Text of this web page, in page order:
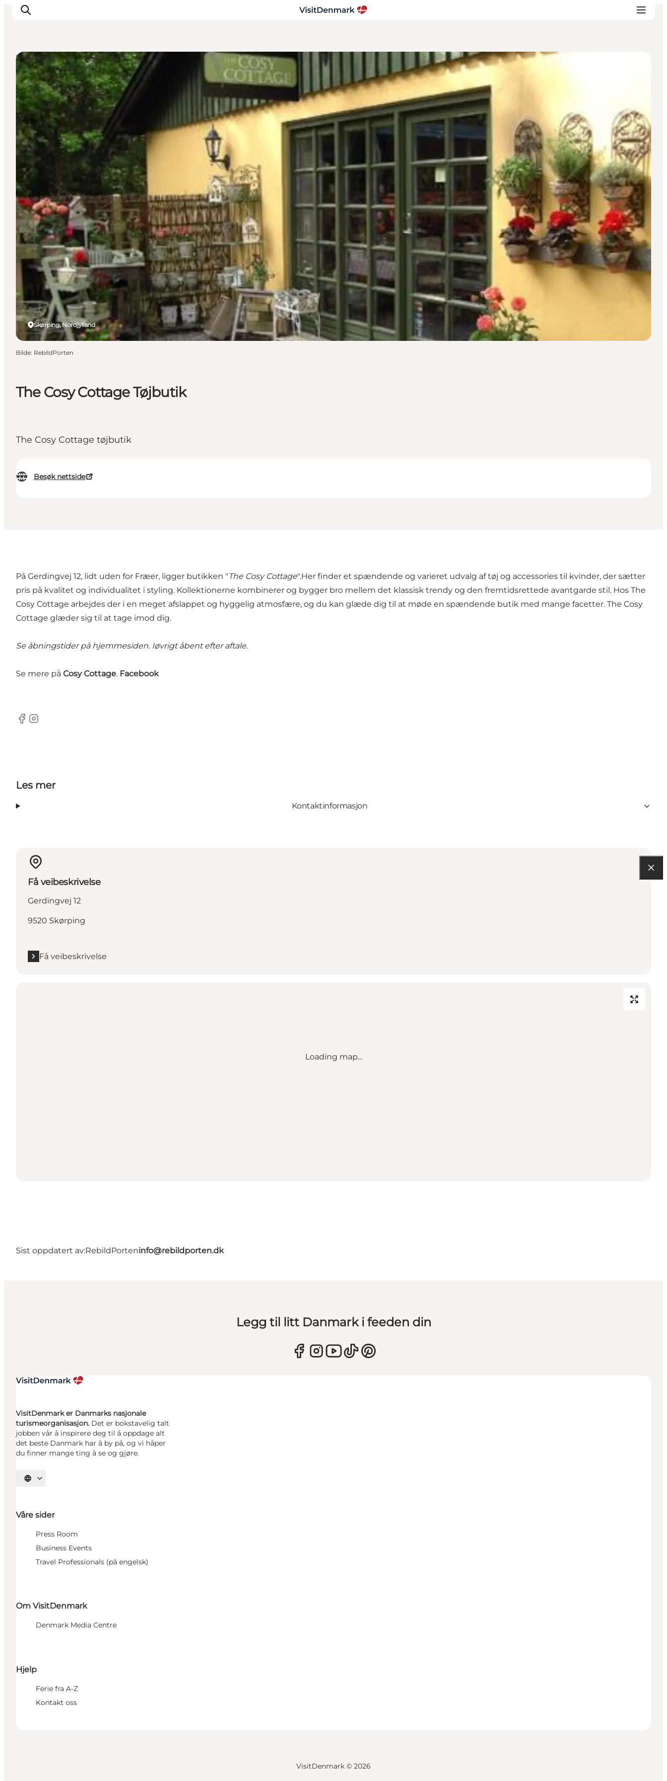
Inspirasjon
Reisemål
Aktiviteter
Overnatting
Planlegg reisen
The Cosy Cottage Tøjbutik
The Cosy Cottage tøjbutik
Besøk nettside
Skørping, Nordjylland
Shopping
Bilde: RebildPorten
På Gerdingvej 12, lidt uden for Fræer, ligger butikken "The Cosy Cottage".Her finder et spændende og varieret udvalg af tøj og accessories til kvinder, der sætter
pris på kvalitet og individualitet i styling. Kollektionerne kombinerer og bygger bro mellem det klassisk trendy og den fremtidsrettede avantgarde stil. Hos The
Cosy Cottage arbejdes der i en meget afslappet og hyggelig atmosfære, og du kan glæde dig til at møde en spændende butik med mange facetter. The Cosy
Cottage glæder sig til at tage imod dig.
Se åbningstider på hjemmesiden. Iøvrigt åbent efter aftale.
Se mere på Cosy Cottage. Facebook
Facebook
Instagram
Les mer
Kontaktinformasjon
Få veibeskrivelse
Gerdingvej 12
9520 Skørping
Få veibeskrivelse
Loading map...
Sist oppdatert av:RebildPorteninfo@rebildporten.dk
Legg til litt Danmark i feeden din
VisitDenmark er Danmarks nasjonale
turismeorganisasjon. Det er bokstavelig talt
jobben vår å inspirere deg til å oppdage alt
det beste Danmark har å by på, og vi håper
du finner mange ting å se og gjøre.
Velg språk
Våre sider
Press Room
Business Events
Travel Professionals (på engelsk)
Om VisitDenmark
Denmark Media Centre
Hjelp
Ferie fra A-Z
Kontakt oss
VisitDenmark © 2026